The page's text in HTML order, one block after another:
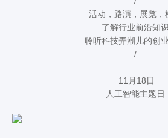
活动，路演，展览，
了解行业前沿知识
聆听科技弄潮儿的创
/
11月18日
人工智能主题日